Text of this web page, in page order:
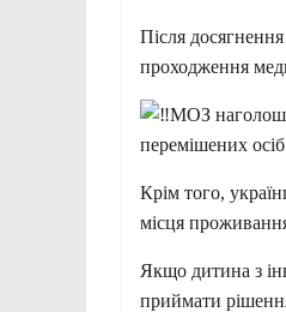
Після
проходження
МОЗ
перемішених
Крім того,
місця
Якщо дитина з
приймати